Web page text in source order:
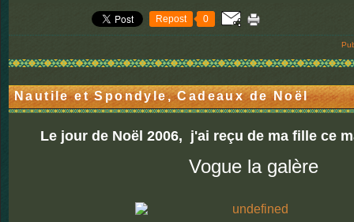
Repost 0
Nautile et Spondyle, Cadeaux de Noël
Le jour de Noël 2006, j'ai reçu de ma fille ce
Vogue la galère